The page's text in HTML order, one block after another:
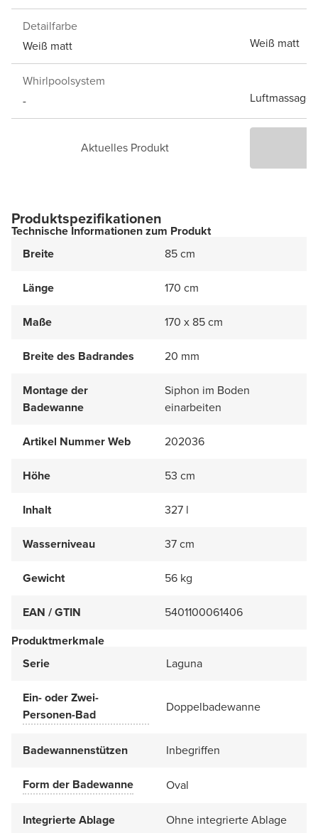
Detailfarbe
Weiß matt
Weiß matt
Whirlpoolsystem
-
Luftmassage
Aktuelles Produkt
Produktspezifikationen
Technische Informationen zum Produkt
Breite
85 cm
Länge 170 cm
Maße 170 x 85 cm
Breite des Badrandes 20 mm
Montage der
Badewanne
Siphon im Boden
einarbeiten
Artikel Nummer Web 202036
Höhe 53 cm
Inhalt 327 l
Wasserniveau 37 cm
Gewicht 56 kg
EAN / GTIN
5401100061406
Produktmerkmale
Serie
Laguna
Ein- oder Zwei-
Personen-Bad
Doppelbadewanne
Badewannenstützen Inbegriffen
Form der Badewanne Oval
Integrierte Ablage Ohne integrierte Ablage